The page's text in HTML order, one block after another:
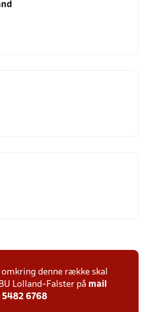
denne række skal
Lolland-Falster på mail
5482 6768